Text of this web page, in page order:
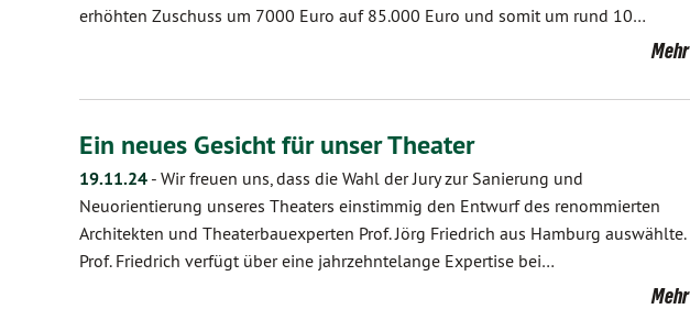
erhöhten Zuschuss um 7000 Euro auf 85.000 Euro und somit um rund 10…
Mehr
Ein neues Gesicht für unser Theater
19.11.24 - Wir freuen uns, dass die Wahl der Jury zur Sanierung und
Neuorientierung unseres Theaters einstimmig den Entwurf des renommierten
Architekten und Theaterbauexperten Prof. Jörg Friedrich aus Hamburg auswählte.
Prof. Friedrich verfügt über eine jahrzehntelange Expertise bei…
Mehr